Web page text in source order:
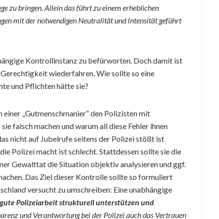
zu bringen. Allein das führt zu einem erheblichen
mit der notwendigen Neutralität und Intensität geführt
Kontrollinstanz zu befürworten. Doch damit ist
wiederfahren. Wie sollte so eine
und Pflichten hätte sie?
einer „Gutmenschmanier“ den Polizisten mit
falsch machen und warum all diese Fehler ihnen
nicht auf Jubelrufe seitens der Polizei stößt ist
Polizei macht ist schlecht. Stattdessen sollte sie die
Gewalttat die Situation objektiv analysieren und ggf.
Das Ziel dieser Kontrolle sollte so formuliert
versucht zu umschreiben: Eine unabhängige
Polizeiarbeit strukturell unterstützen und
und Verantwortung bei der Polizei auch das Vertrauen